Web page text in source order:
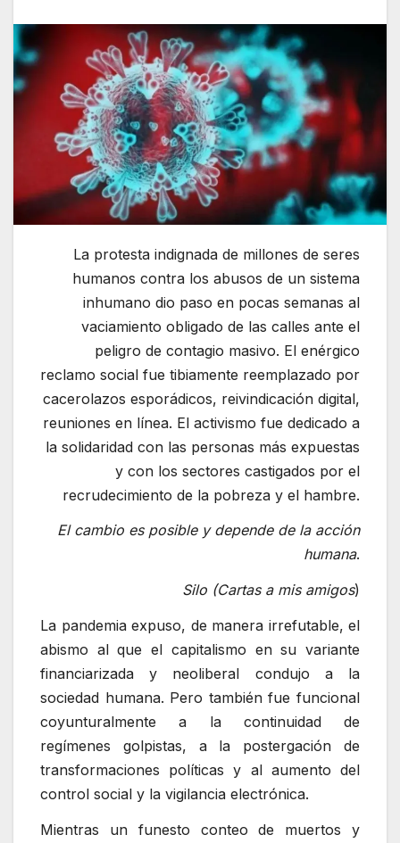
La protesta indignada de millones de seres
humanos contra los abusos de un sistema
inhumano dio paso en pocas semanas al
vaciamiento obligado de las calles ante el
peligro de contagio masivo. El enérgico
reclamo social fue tibiamente reemplazado por
cacerolazos esporádicos, reivindicación digital,
reuniones en línea. El activismo fue dedicado a
la solidaridad con las personas más expuestas
y con los sectores castigados por el
recrudecimiento de la pobreza y el hambre.
El cambio es posible y depende de la acción
humana.
Silo (Cartas a mis amigos)
La pandemia expuso, de manera irrefutable, el
abismo al que el capitalismo en su variante
financiarizada y neoliberal condujo a la
sociedad humana. Pero también fue funcional
coyunturalmente a la continuidad de
regímenes golpistas, a la postergación de
transformaciones políticas y al aumento del
control social y la vigilancia electrónica.
Mientras un funesto conteo de muertos y